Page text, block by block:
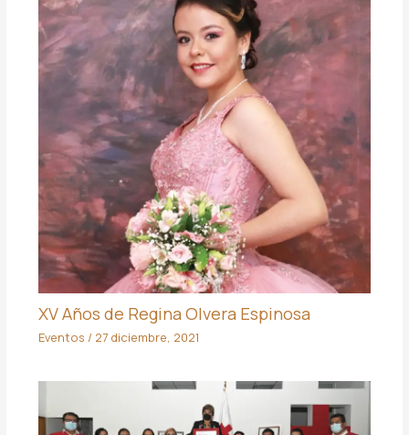
XV Años de Regina Olvera Espinosa
Eventos / 27 diciembre, 2021